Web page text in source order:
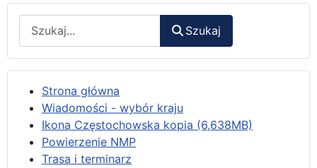
Szukaj
Strona główna
Wiadomości - wybór kraju
Ikona Częstochowska kopia (6,638MB)
Powierzenie NMP
Trasa i terminarz